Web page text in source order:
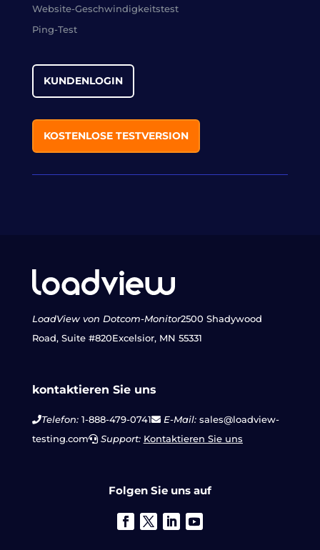
Website-Geschwindigkeitstest
Ping-Test
KUNDENLOGIN
KOSTENLOSE TESTVERSION
LoadView von Dotcom-Monitor2500 Shadywood
Road, Suite #820Excelsior, MN 55331
kontaktieren Sie uns
Telefon:1-888-479-0741 E-Mail:sales@loadview-
testing.com
Support: Kontaktieren Sie uns
Folgen Sie uns auf